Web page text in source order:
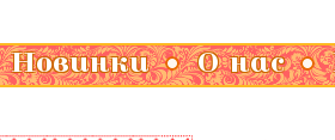
Новинки О нас